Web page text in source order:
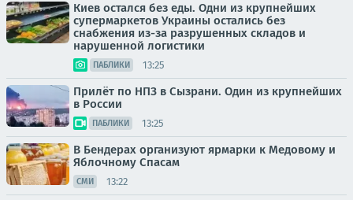
Киев остался без еды. Одни из крупнейших
супермаркетов Украины остались без
снабжения из-за разрушенных складов и
нарушенной логистики
ПАБЛИКИ 13:25
Прилёт по НПЗ в Сызрани. Один из крупнейших
в России
ПАБЛИКИ 13:25
В Бендерах организуют ярмарки к Медовому и
Яблочному Спасам
СМИ 13:22